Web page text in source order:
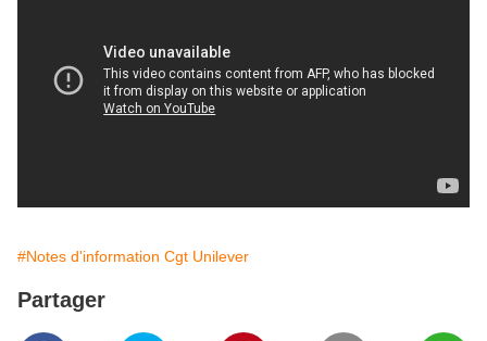
#Notes d'information Cgt Unilever
Partager